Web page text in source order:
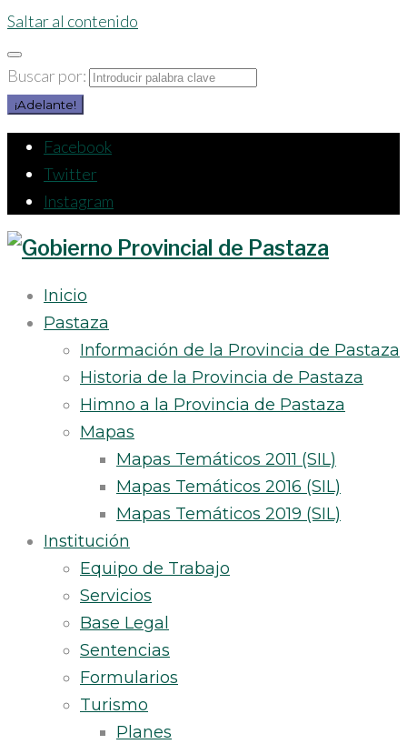
Saltar al contenido
Buscar por:
¡Adelante!
Facebook
Twitter
Instagram
Inicio
Pastaza
Información de la Provincia de Pastaza
Historia de la Provincia de Pastaza
Himno a la Provincia de Pastaza
Mapas
Mapas Temáticos 2011 (SIL)
Mapas Temáticos 2016 (SIL)
Mapas Temáticos 2019 (SIL)
Institución
Equipo de Trabajo
Servicios
Base Legal
Sentencias
Formularios
Turismo
Planes